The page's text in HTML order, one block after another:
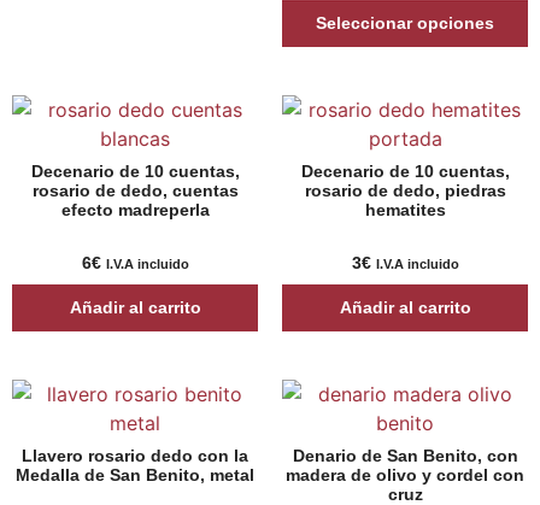
Seleccionar opciones
Decenario de 10 cuentas,
rosario de dedo, cuentas
efecto madreperla
6€ I.V.A incluido
Añadir al carrito
Decenario de 10 cuentas,
rosario de dedo, piedras
hematites
3€ I.V.A incluido
Añadir al carrito
Llavero rosario dedo con la
Medalla de San Benito, metal
Denario de San Benito, con
madera de olivo y cordel con
cruz